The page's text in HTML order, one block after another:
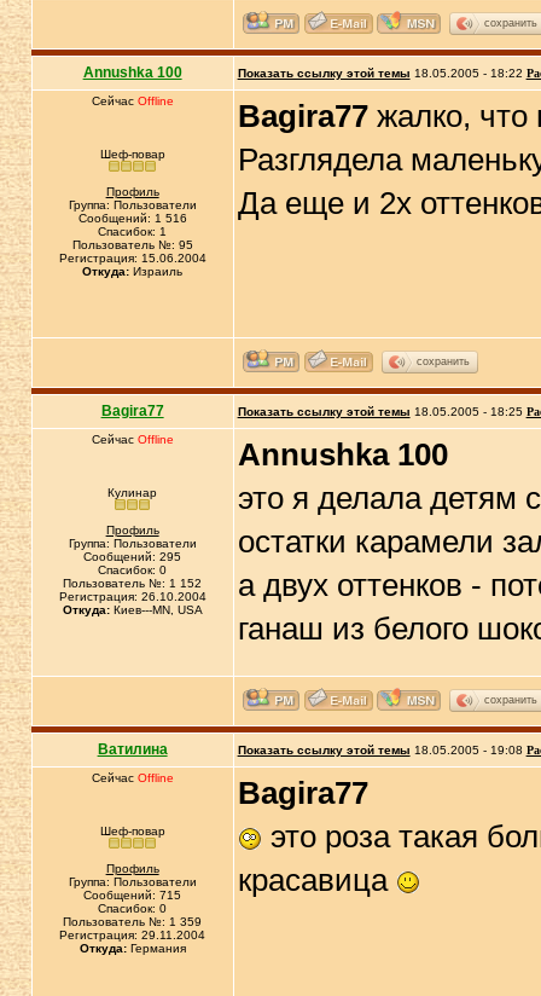
сохранить
Annushka 100 Показать ссылку этой темы 18.05.2005 - 18:22
Сейчас Offline
Шеф-повар
Профиль
Группа: Пользователи
Сообщений: 1 516
Спасибок: 1
Пользователь №: 95
Регистрация: 15.06.2004
Откуда: Израиль
Bagira77жалко, что
Разглядела
Да еще и 2х
сохранить
Bagira77 Показать ссылку этой темы 18.05.2005 - 18:25
Сейчас Offline
Кулинар
Профиль
Группа: Пользователи
Сообщений: 295
Спасибок: 0
Пользователь №: 1 152
Регистрация: 26.10.2004
Откуда:Киев---MN, USA
Annushka 100
это я делала детям
остатки карамели
а двух оттенков -
ганаш из белого
сохранить
Ватилина Показать ссылку этой темы 18.05.2005 - 19:08
Сейчас Offline
Шеф-повар
Профиль
Группа: Пользователи
Сообщений: 715
Спасибок: 0
Пользователь №: 1 359
Регистрация: 29.11.2004
Откуда:Германия
Bagira77
это роза такая
красавица